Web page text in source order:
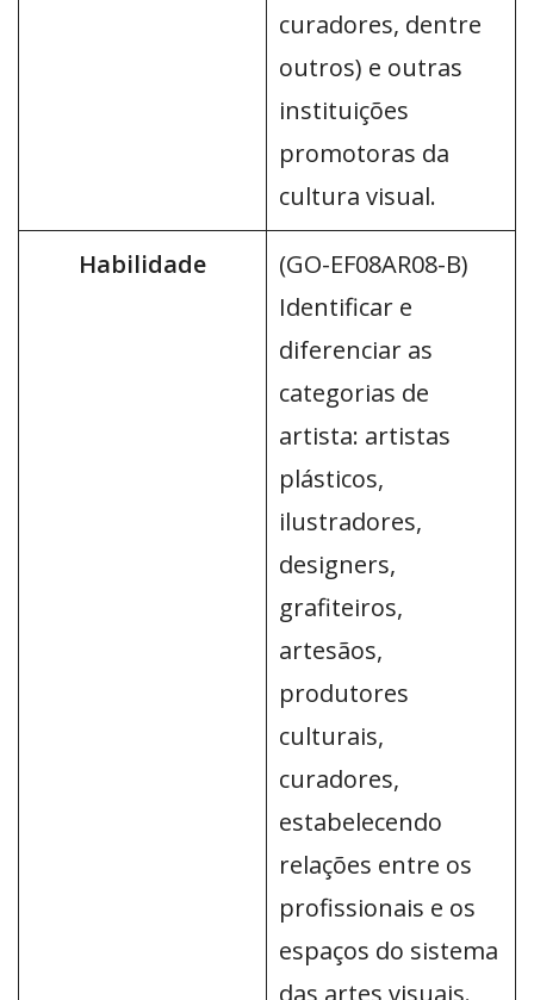
curadores, dentre
outros) e outras
instituições
promotoras da
cultura visual.
Habilidade
(GO-EF08AR08-B)
Identificar e
diferenciar as
categorias de
artista: artistas
plásticos,
ilustradores,
designers,
grafiteiros,
artesãos,
produtores
culturais,
curadores,
estabelecendo
relações entre os
profissionais e os
espaços do sistema